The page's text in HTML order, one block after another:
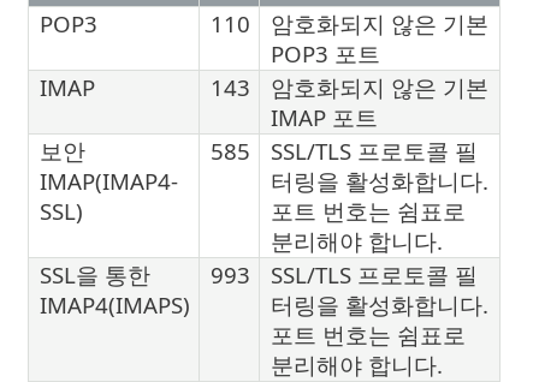
POP3 110
암호화되지 않은 기본
POP3 포트
IMAP
143
암호화되지 않은 기본
IMAP 포트
보안
IMAP(IMAP4-
SSL)
585
SSL/TLS 프로토콜 필
터링을 활성화합니다.
포트 번호는 쉼표로
분리해야 합니다.
SSL을 통한
IMAP4(IMAPS)
993
SSL/TLS 프로토콜 필
터링을 활성화합니다.
포트 번호는 쉼표로
분리해야 합니다.